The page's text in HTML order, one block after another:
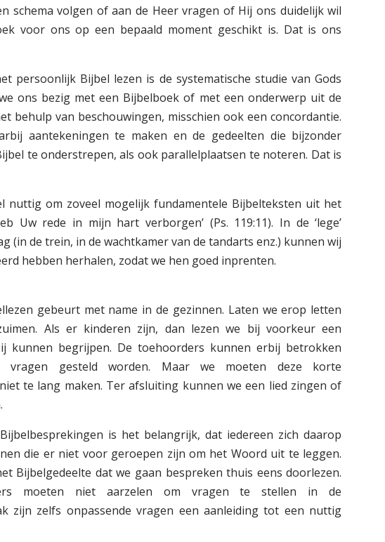
schema volgen of aan de Heer vragen of Hij ons duidelijk wil
voor ons op een bepaald moment geschikt is. Dat is ons
persoonlijk Bijbel lezen is de systematische studie van Gods
ons bezig met een Bijbelboek of met een onderwerp uit de
behulp van beschouwingen, misschien ook een concordantie.
aantekeningen te maken en de gedeelten die bijzonder
te onderstrepen, als ook parallelplaatsen te noteren. Dat is
nuttig om zoveel mogelijk fundamentele Bijbelteksten uit het
Uw rede in mijn hart verborgen’ (Ps. 119:11). In de ‘lege’
(in de trein, in de wachtkamer van de tandarts enz.) kunnen wij
hebben herhalen, zodat we hen goed inprenten.
gebeurt met name in de gezinnen. Laten we erop letten
Als er kinderen zijn, dan lezen we bij voorkeur een
kunnen begrijpen. De toehoorders kunnen erbij betrokken
vragen gesteld worden. Maar we moeten deze korte
niet te lang maken. Ter afsluiting kunnen we een lied zingen of
is het belangrijk, dat iedereen zich daarop
die er niet voor geroepen zijn om het Woord uit te leggen.
Bijbelgedeelte dat we gaan bespreken thuis eens doorlezen.
moeten niet aarzelen om vragen te stellen in de
zijn zelfs onpassende vragen een aanleiding tot een nuttig